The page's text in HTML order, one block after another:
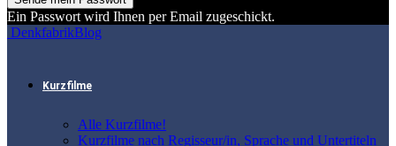
Ein Passwort wird Ihnen per Email zugeschickt.
DenkfabrikBlog
Kurzfilme
Alle Kurzfilme!
Kurzfilme nach Regisseur/in, Sprache und Untertiteln